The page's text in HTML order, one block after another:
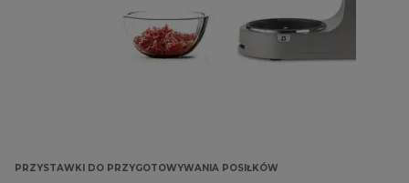
PRZYSTAWKI DO PRZYGOTOWYWANIA POSIŁKÓW